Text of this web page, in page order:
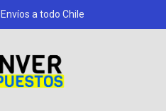
a todo Chile